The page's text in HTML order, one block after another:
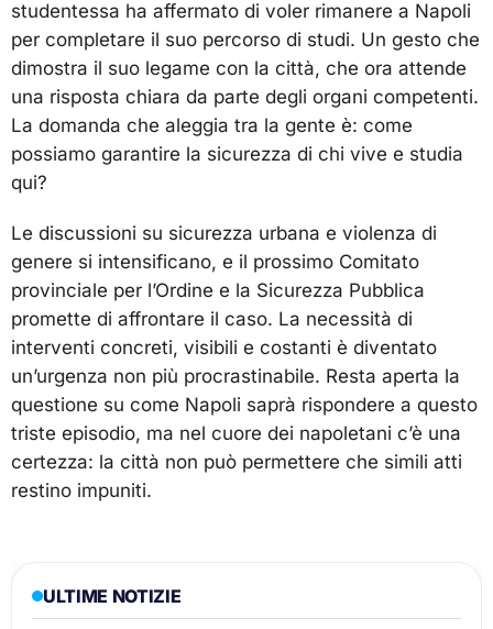
studentessa ha affermato di voler rimanere a Napoli
per completare il suo percorso di studi. Un gesto che
dimostra il suo legame con la città, che ora attende
una risposta chiara da parte degli organi competenti.
La domanda che aleggia tra la gente è: come
possiamo garantire la sicurezza di chi vive e studia
qui?
Le discussioni su sicurezza urbana e violenza di
genere si intensificano, e il prossimo Comitato
provinciale per l’Ordine e la Sicurezza Pubblica
promette di affrontare il caso. La necessità di
interventi concreti, visibili e costanti è diventato
un’urgenza non più procrastinabile. Resta aperta la
questione su come Napoli saprà rispondere a questo
triste episodio, ma nel cuore dei napoletani c’è una
certezza: la città non può permettere che simili atti
restino impuniti.
ULTIME NOTIZIE